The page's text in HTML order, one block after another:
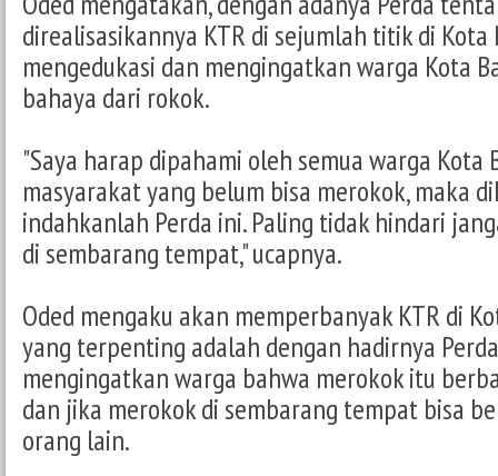
direalisasikannya KTR di sejumlah titik di Kota
mengedukasi dan mengingatkan warga Kota
bahaya dari rokok.
"Saya harap dipahami oleh semua warga Kota
masyarakat yang belum bisa merokok, maka
indahkanlah Perda ini. Paling tidak hindari
di sembarang tempat," ucapnya.
Oded mengaku akan memperbanyak KTR di
yang terpenting adalah dengan hadirnya
mengingatkan warga bahwa merokok itu
dan jika merokok di sembarang tempat bisa
orang lain.